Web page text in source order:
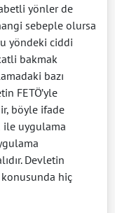
yönler de
sebeple olursa
yöndeki ciddi
bakmak
bazı
FETÖ’yle
böyle ifade
ile uygulama
Devletin
konusunda hiç